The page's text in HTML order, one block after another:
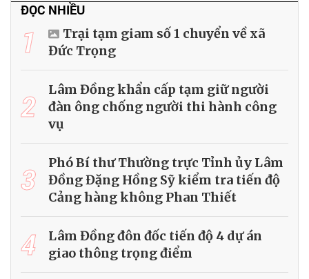
ĐỌC NHIỀU
1
Trại tạm giam số 1 chuyển về xã
Đức Trọng
2
Lâm Đồng khẩn cấp tạm giữ người
đàn ông chống người thi hành công
vụ
3
Phó Bí thư Thường trực Tỉnh ủy Lâm
Đồng Đặng Hồng Sỹ kiểm tra tiến độ
Cảng hàng không Phan Thiết
4
Lâm Đồng đôn đốc tiến độ 4 dự án
giao thông trọng điểm